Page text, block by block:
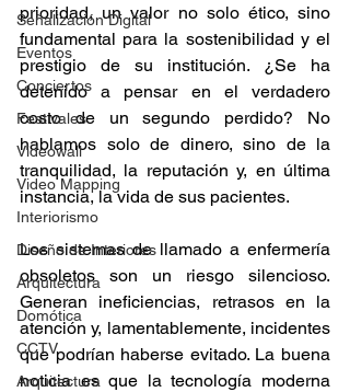
Señalización Digital
Eventos
Conciertos
Festivales
Videowall
Video Mapping
Interiorismo
Diseño de Interiores
Arquitectura
Domótica
CCTV
Arquitectura
prioridad, un valor no solo ético, sino
fundamental para la sostenibilidad y el
prestigio de su institución. ¿Se ha
detenido a pensar en el verdadero
costo de un segundo perdido? No
hablamos solo de dinero, sino de la
tranquilidad, la reputación y, en última
instancia, la vida de sus pacientes.
Los sistemas de llamado a enfermería
obsoletos son un riesgo silencioso.
Generan ineficiencias, retrasos en la
atención y, lamentablemente, incidentes
que podrían haberse evitado. La buena
noticia es que la tecnología moderna